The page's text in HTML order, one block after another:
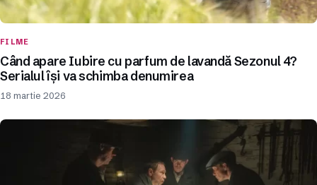
FILME
Când apare Iubire cu parfum de lavandă Sezonul 4?
Serialul își va schimba denumirea
18 martie 2026